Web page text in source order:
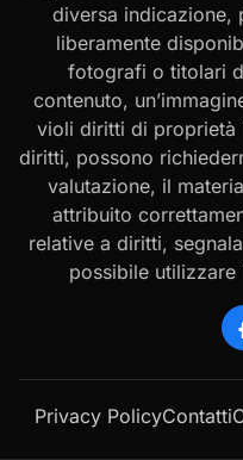
diversa indicazione,
liberamente
fotografi o titolari
contenuto,
violi diritti di proprietà
diritti, possono
valutazione, il
attribuito
relative a diritti,
possibile
Privacy PolicyContatti